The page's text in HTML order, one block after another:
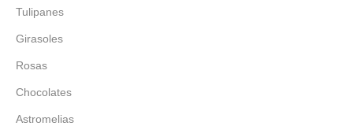
Tulipanes
Girasoles
Rosas
Chocolates
Astromelias